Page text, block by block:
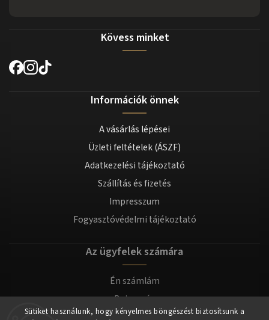
Sütiket használunk, hogy kényelmes böngészést biztosítsunk a
Kövess minket
Információk önnek
A vásárlás lépései
Üzleti feltételek (ÁSZF)
Adatkezelési tájékoztató
Szállítás és fizetés
Impresszum
Fogyasztóvédelmi tájékoztató
Az ügyfelek számára
Én számlám
Bejegyzés
Bejelentkezés